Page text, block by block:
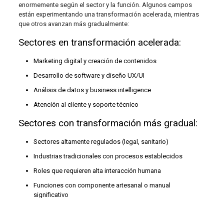
enormemente según el sector y la función. Algunos campos
están experimentando una transformación acelerada, mientras
que otros avanzan más gradualmente:
Sectores en transformación acelerada:
Marketing digital y creación de contenidos
Desarrollo de software y diseño UX/UI
Análisis de datos y business intelligence
Atención al cliente y soporte técnico
Sectores con transformación más gradual:
Sectores altamente regulados (legal, sanitario)
Industrias tradicionales con procesos establecidos
Roles que requieren alta interacción humana
Funciones con componente artesanal o manual
significativo